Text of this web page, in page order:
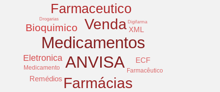
Medicamentos
ANVISA
Venda
Farmácias
Farmaceutico
Bioquimico
Eletronica
XML
ECF
Remédios
Medicamento Farmacêutico
Digifarma
Drogarias